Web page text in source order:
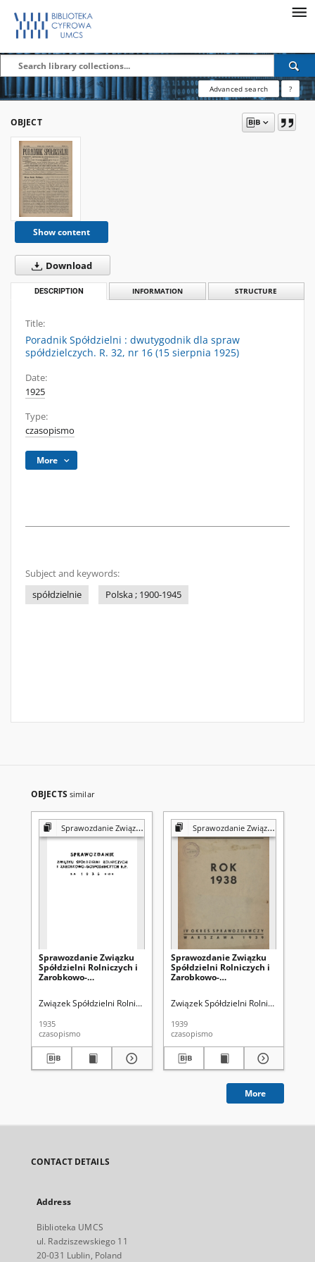
Advanced search ?
OBJECT
Show content
Download
DESCRIPTION INFORMATION STRUCTURE
Title:
Poradnik Spółdzielni : dwutygodnik dla spraw
spółdzielczych. R. 32, nr 16 (15 sierpnia 1925)
Date:
1925
Type:
czasopismo
More
Subject and keywords:
spółdzielnie
Polska ; 1900-1945
OBJECTS similar
Sprawozdanie Związku Spółdzielni Rolniczych i Zarobkowo-Gospodarczych R.P. za ... Rok
Sprawozdanie Związku
Spółdzielni Rolniczych i
Zarobkowo-
Związek Spółdzielni Rolniczych i Zarobkowo-Gospodarczych RP
1935
czasopismo
Sprawozdanie Związku Spółdzielni Rolniczych i Zarobkowo-Gospodarczych R.P. za ... Rok
Sprawozdanie Związku
Spółdzielni Rolniczych i
Zarobkowo-
Sprawozdawczy
Związek Spółdzielni Rolniczych i
1939
czasopismo
More
CONTACT DETAILS
Address
Biblioteka UMCS
ul. Radziszewskiego 11
20-031 Lublin, Poland